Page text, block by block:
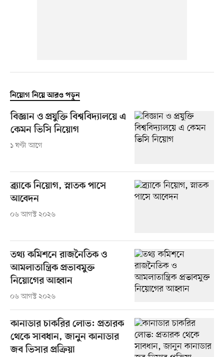
নিয়োগ নিয়ে আরও পড়ুন
বিজ্ঞান ও প্রযুক্তি বিশ্ববিদ্যালয়ে এ
কেমন ভিসি নিয়োগ
১ ঘণ্টা আগে
ব্র্যাকে নিয়োগ, স্নাতক পাসে
আবেদন
০৬ আগস্ট ২০২৬
তথ্য কমিশনে রাজনৈতিক ও
আমলাতান্ত্রিক প্রভাবমুক্ত
নিয়োগের আহ্বান
০৬ আগস্ট ২০২৬
কানাডার চাকরির লোভ: প্রতারক
থেকে সাবধান, জানুন কানাডার
জব ভিসার প্রক্রিয়া